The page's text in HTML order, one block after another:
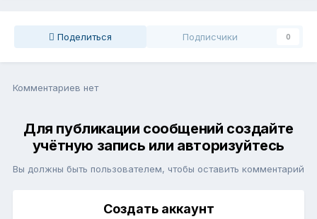
Поделиться Подписчики 0
Комментариев нет
Для публикации сообщений создайте
учётную запись или авторизуйтесь
Вы должны быть пользователем, чтобы оставить комментарий
Создать аккаунт